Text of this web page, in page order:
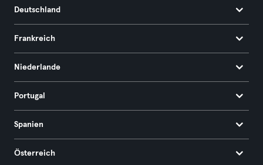
Deutschland
Frankreich
Niederlande
Portugal
Spanien
Österreich